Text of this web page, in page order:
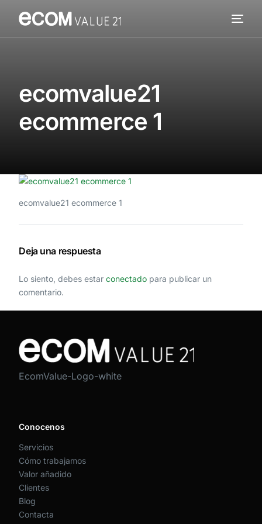
ecomvalue21
ecommerce 1
ecomvalue21 ecommerce 1
Deja una respuesta
Lo siento, debes estarconectado para publicar un
comentario.
EcomValue-Logo-white
Conocenos
Servicios
Cómo trabajamos
Valor añadido
Clientes
Blog
Contacta